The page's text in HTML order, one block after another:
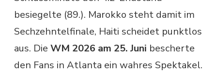
besiegelte (89.). Marokko steht damit im
Sechzehntelfinale, Haiti scheidet punktlos
aus. Die WM 2026 am 25. Juni bescherte
den Fans in Atlanta ein wahres Spektakel.